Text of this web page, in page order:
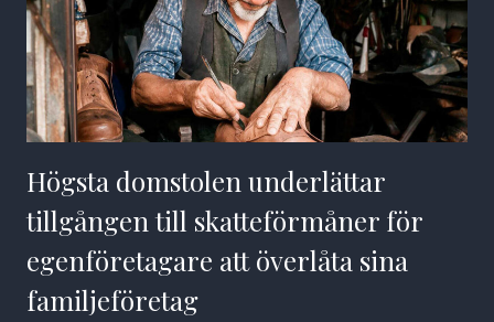
Högsta domstolen underlättar
tillgången till skatteförmåner för
egenföretagare att överlåta sina
familjeföretag